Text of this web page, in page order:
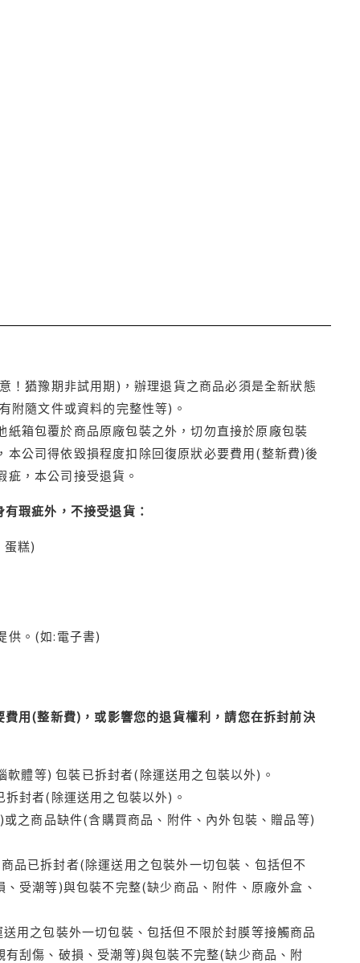
！猶豫期非試用期)，辦理退貨之商品必須是全新狀態
附隨文件或資料的完整性等)。
箱包覆於商品原廠包裝之外，切勿直接於原廠包裝
公司得依毀損程度扣除回復原狀必要費用(整新費)後
，本公司接受退貨。
瑕疵外，不接受退貨：
蛋糕)
供。(如:電子書)
用(整新費)，或影響您的退貨權利，請您在拆封前決
體等) 包裝已拆封者(除運送用之包裝以外)。
封者(除運送用之包裝以外)。
之商品缺件(含購買商品、附件、內外包裝、贈品等)
品已拆封者(除運送用之包裝外一切包裝、包括但不
受潮等)與包裝不完整(缺少商品、附件、原廠外盒、
用之包裝外一切包裝、包括但不限於封膜等接觸商品
刮傷、破損、受潮等)與包裝不完整(缺少商品、附